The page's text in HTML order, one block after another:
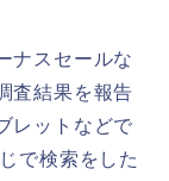
ナスセールな
査結果を報告
レットなどで
で検索をした